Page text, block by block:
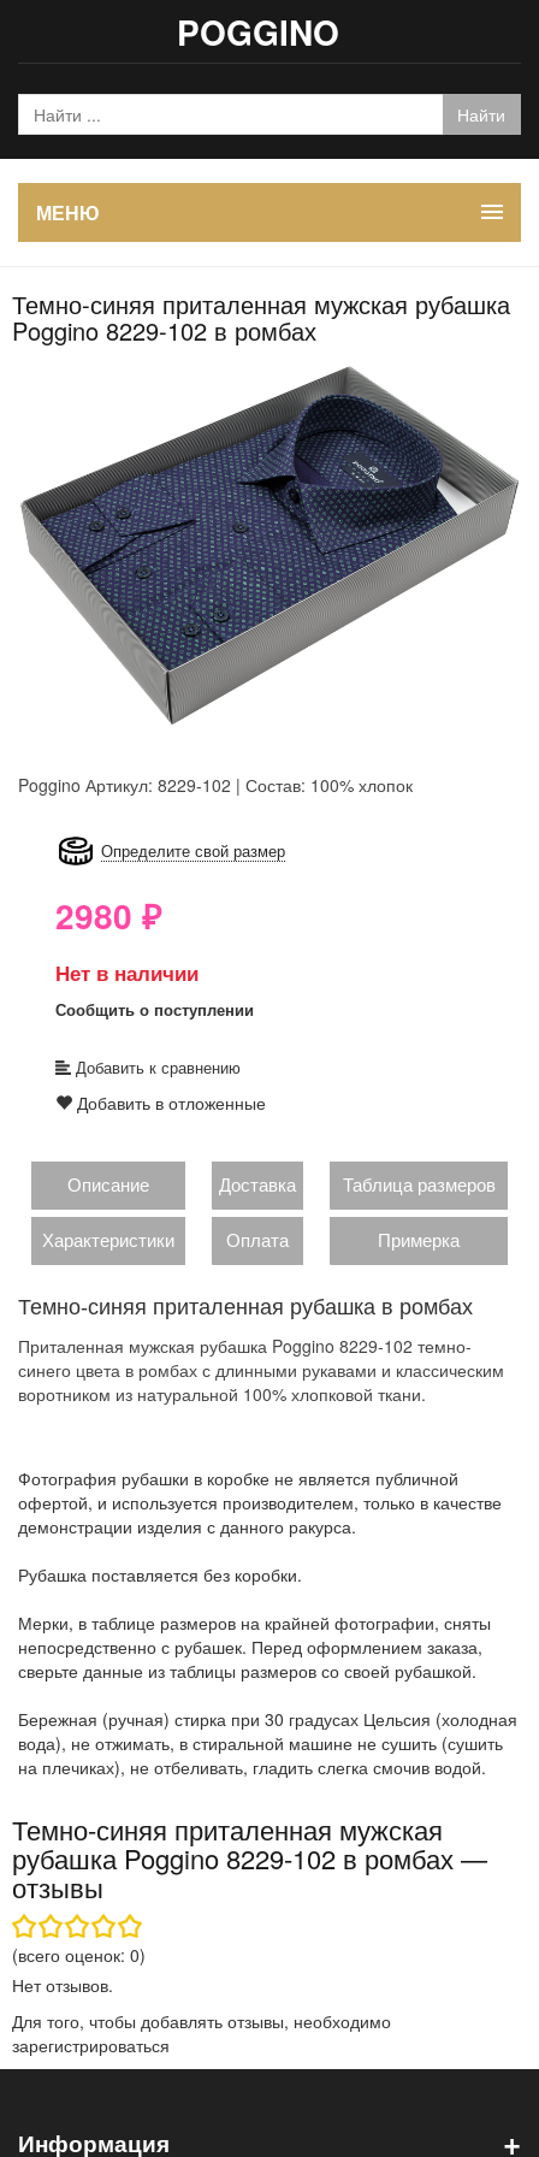
POGGINO
МЕНЮ
Темно-синяя приталенная мужская рубашка
Poggino 8229-102 в ромбах
Poggino Артикул: 8229-102 | Состав: 100% хлопок
Определите свой размер
2980 ₽
Нет в наличии
Сообщить о поступлении
Добавить к сравнению
Добавить в отложенные
Описание Доставка Таблица размеров
Характеристики Оплата Примерка
Темно-синяя приталенная рубашка в ромбах
Приталенная мужская рубашка Poggino 8229-102 темно-
синего цвета в ромбах с длинными рукавами и классическим
воротником из натуральной 100% хлопковой ткани.
Фотография рубашки в коробке не является публичной
офертой, и используется производителем, только в качестве
демонстрации изделия с данного ракурса.
Рубашка поставляется без коробки.
Мерки, в таблице размеров на крайней фотографии, сняты
непосредственно с рубашек. Перед оформлением заказа,
сверьте данные из таблицы размеров со своей рубашкой.
Бережная (ручная) стирка при 30 градусах Цельсия (холодная
вода), не отжимать, в стиральной машине не сушить (сушить
на плечиках), не отбеливать, гладить слегка смочив водой.
Темно-синяя приталенная мужская
рубашка Poggino 8229-102 в ромбах —
отзывы
(всего оценок: 0)
Нет отзывов.
Для того, чтобы добавлять отзывы, необходимо
зарегистрироваться
Информация +